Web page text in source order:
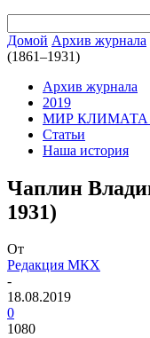
Домой Архив журнала
(1861–1931)
Архив журнала
2019
МИР КЛИМАТА
Статьи
Наша история
Чаплин
1931)
От
Редакция МКХ
-
18.08.2019
0
1080